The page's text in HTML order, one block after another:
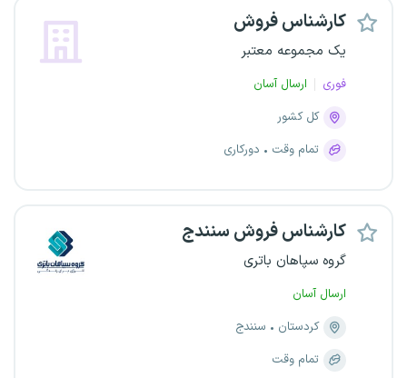
کارشناس فروش
یک مجموعه معتبر
فوری
ارسال آسان
کل کشور
تمام وقت
دورکاری
کارشناس فروش سنندج
گروه سپاهان باتری
ارسال آسان
کردستان
سنندج
تمام وقت